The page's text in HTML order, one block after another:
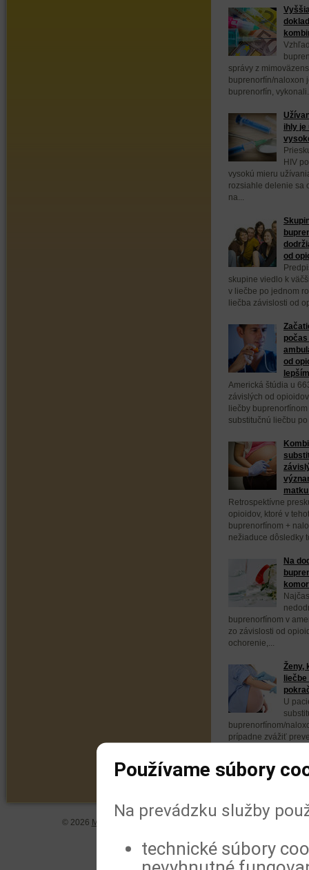
správy z
buprenorfín/naloxon
buprenorfín,
ihly je
HIV
vysokú mieru
rozsiahle delenie sa
na...
od
skupine viedlo k
v liečbe po jednom
liečba závislosti od
od
Americká štúdia u
závislých od
liečby
substitučnú liečbu
Retrospektívne
opioidov, ktoré v
buprenorfínom +
nežiaduce dôsledky
Na
buprenorfínom v
zo závislosti od
ochorenie,...
Ženy,
liečbe
U
buprenorfínom/
prípadne zvážiť
© 2026 MeDitorial | ISSN 1804-0802 | Zásady
Používame súbory
Na prevádzku služby
technické súbory